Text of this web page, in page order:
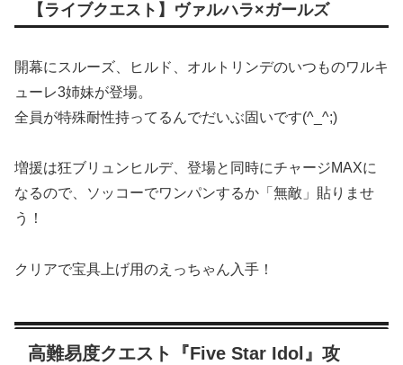
【ライブクエスト】ヴァルハラ×ガールズ
開幕にスルーズ、ヒルド、オルトリンデのいつものワルキ
ューレ3姉妹が登場。
全員が特殊耐性持ってるんでだいぶ固いです(^_^;)
増援は狂ブリュンヒルデ、登場と同時にチャージMAXに
なるので、ソッコーでワンパンするか「無敵」貼りませ
う！
クリアで宝具上げ用のえっちゃん入手！
高難易度クエスト『Five Star Idol』攻